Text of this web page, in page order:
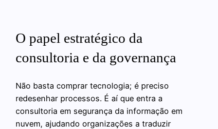
O papel estratégico da
consultoria e da governança
Não basta comprar tecnologia; é preciso
redesenhar processos. É aí que entra a
consultoria em segurança da informação em
nuvem, ajudando organizações a traduzir